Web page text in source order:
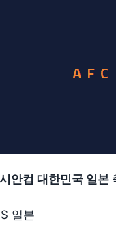
안컵 대한민국 일본
일본